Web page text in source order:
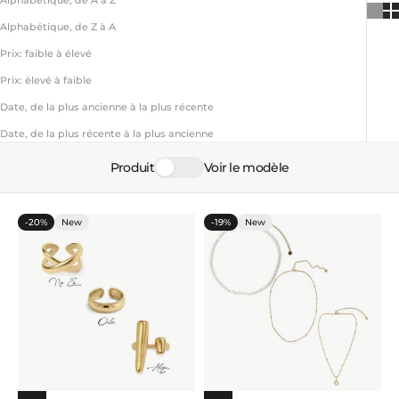
Alphabétique, de Z à A
Prix: faible à élevé
Prix: élevé à faible
Date, de la plus ancienne à la plus récente
Date, de la plus récente à la plus ancienne
Produit Voir le modèle
-20% New -19% New